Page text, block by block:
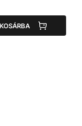
KOSÁRBA